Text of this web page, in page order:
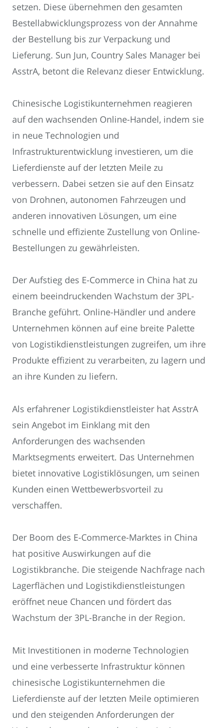
setzen. Diese übernehmen den gesamten
Bestellabwicklungsprozess von der Annahme
der Bestellung bis zur Verpackung und
Lieferung. Sun Jun, Country Sales Manager bei
AsstrA, betont die Relevanz dieser Entwicklung.
Chinesische Logistikunternehmen reagieren
auf den wachsenden Online-Handel, indem sie
in neue Technologien und
Infrastrukturentwicklung investieren, um die
Lieferdienste auf der letzten Meile zu
verbessern. Dabei setzen sie auf den Einsatz
von Drohnen, autonomen Fahrzeugen und
anderen innovativen Lösungen, um eine
schnelle und effiziente Zustellung von Online-
Bestellungen zu gewährleisten.
Der Aufstieg des E-Commerce in China hat zu
einem beeindruckenden Wachstum der 3PL-
Branche geführt. Online-Händler und andere
Unternehmen können auf eine breite Palette
von Logistikdienstleistungen zugreifen, um ihre
Produkte effizient zu verarbeiten, zu lagern und
an ihre Kunden zu liefern.
Als erfahrener Logistikdienstleister hat AsstrA
sein Angebot im Einklang mit den
Anforderungen des wachsenden
Marktsegments erweitert. Das Unternehmen
bietet innovative Logistiklösungen, um seinen
Kunden einen Wettbewerbsvorteil zu
verschaffen.
Der Boom des E-Commerce-Marktes in China
hat positive Auswirkungen auf die
Logistikbranche. Die steigende Nachfrage nach
Lagerflächen und Logistikdienstleistungen
eröffnet neue Chancen und fördert das
Wachstum der 3PL-Branche in der Region.
Mit Investitionen in moderne Technologien
und eine verbesserte Infrastruktur können
chinesische Logistikunternehmen die
Lieferdienste auf der letzten Meile optimieren
und den steigenden Anforderungen der